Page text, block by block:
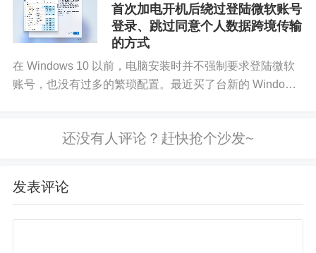
首次加电开机后绕过登陆微软账号
登录、跳过同意个人数据跨境传输
的方式
在 Windows 10 以前，电脑安装时并不强制要求登陆微软
账号，也没有过多的繁琐配置。最近买了台新的 Windows
发表评论